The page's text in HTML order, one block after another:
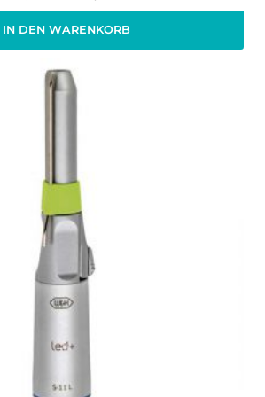
Preis
war:
867,00 €
Preis
694,00 €.
Zzgl. 19% MwSt.
IN DEN WARENKORB